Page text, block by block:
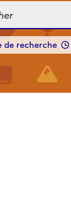
de recherche